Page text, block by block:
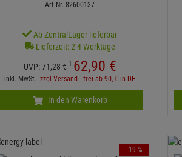
Art-Nr. 82600137
Ab ZentralLager lieferbar
Lieferzeit: 2-4 Werktage
UVP:71,28 € 1 62,90 €
inkl. MwSt.zzgl Versand - frei ab 90,-€ in DE
In den Warenkorb
- 19 %